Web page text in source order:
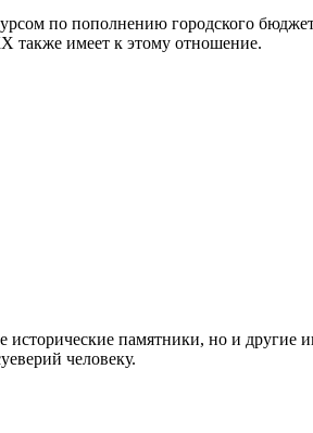
по пополнению городского
также имеет к этому отношение.
памятники, но и другие
человеку.